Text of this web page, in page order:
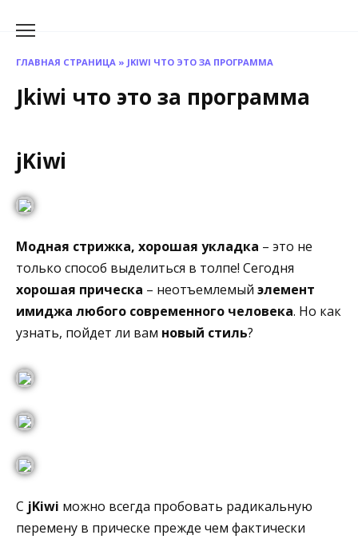
ГЛАВНАЯ СТРАНИЦА » JKIWI ЧТО ЭТО ЗА ПРОГРАММА
Jkiwi что это за программа
jKiwi
Модная стрижка, хорошая укладка – это не
только способ выделиться в толпе! Сегодня
хорошая прическа – неотъемлемый элемент
имиджа любого современного человека. Но как
узнать, пойдет ли вам новый стиль?
С jKiwi можно всегда пробовать радикальную
перемену в прическе прежде чем фактически